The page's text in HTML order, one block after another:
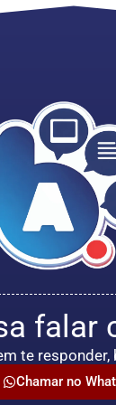
falar
te
Chamar no